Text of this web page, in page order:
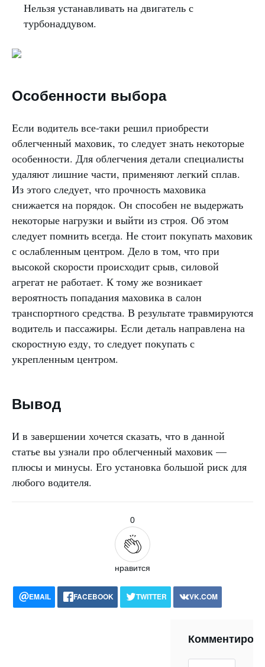
Нельзя устанавливать на двигатель с
турбонаддувом.
Особенности выбора
Если водитель все-таки решил приобрести
облегченный маховик, то следует знать некоторые
особенности. Для облегчения детали специалисты
удаляют лишние части, применяют легкий сплав.
Из этого следует, что прочность маховика
снижается на порядок. Он способен не выдержать
некоторые нагрузки и выйти из строя. Об этом
следует помнить всегда. Не стоит покупать маховик
с ослабленным центром. Дело в том, что при
высокой скорости происходит срыв, силовой
агрегат не работает. К тому же возникает
вероятность попадания маховика в салон
транспортного средства. В результате травмируются
водитель и пассажиры. Если деталь направлена на
скоростную езду, то следует покупать с
укрепленным центром.
Вывод
И в завершении хочется сказать, что в данной
статье вы узнали про облегченный маховик —
плюсы и минусы. Его установка большой риск для
любого водителя.
0
нравится
EMAIL FACEBOOK TWITTER
VK.COM